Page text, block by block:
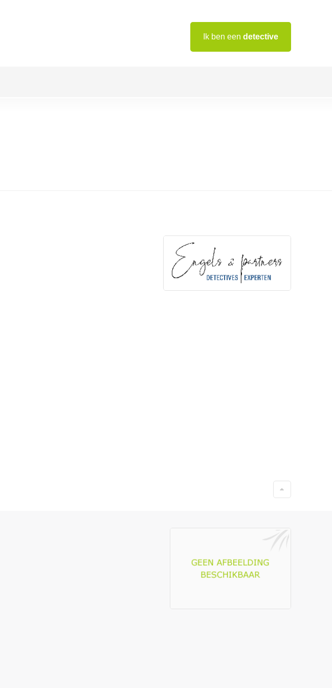
Ik ben een detective